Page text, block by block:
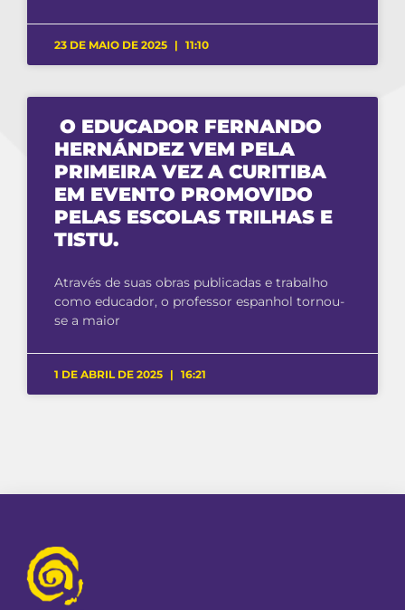
23 DE MAIO DE 2025 11:10
O EDUCADOR FERNANDO
HERNÁNDEZ VEM PELA
PRIMEIRA VEZ A CURITIBA
EM EVENTO PROMOVIDO
PELAS ESCOLAS TRILHAS E
TISTU.
Através de suas obras publicadas e trabalho
como educador, o professor espanhol tornou-
se a maior
1 DE ABRIL DE 2025 16:21